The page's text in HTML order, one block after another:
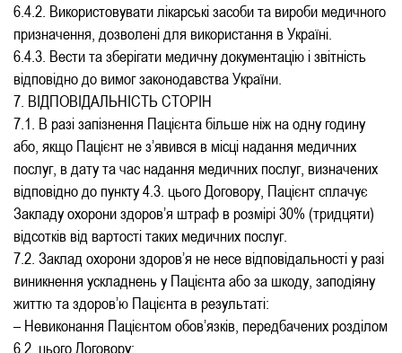
6.4.2. Використовувати лікарські засоби та вироби медичного
призначення, дозволені для використання в Україні.
6.4.3. Вести та зберігати медичну документацію і звітність
відповідно до вимог законодавства України.
7. ВІДПОВІДАЛЬНІСТЬ СТОРІН
7.1. В разі запізнення Пацієнта більше ніж на одну годину
або, якщо Пацієнт не з’явився в місці надання медичних
послуг, в дату та час надання медичних послуг, визначених
відповідно до пункту 4.3. цього Договору, Пацієнт сплачує
Закладу охорони здоров’я штраф в розмірі 30% (тридцяти)
відсотків від вартості таких медичних послуг.
7.2. Заклад охорони здоров’я не несе відповідальності у разі
виникнення ускладнень у Пацієнта або за шкоду, заподіяну
життю та здоров’ю Пацієнта в результаті:
– Невиконання Пацієнтом обов’язків, передбачених розділом
6.2. цього Договору;